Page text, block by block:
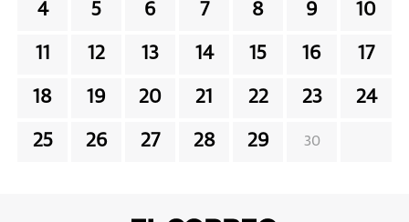
4 5 6 7 8 9 10
11 12 13 14 15 16 17
18 19 20 21 22 23 24
25 26 27 28 29 30